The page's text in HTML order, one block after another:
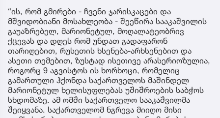
“ის, რომ გმირები - ჩვენი ჯარისკაცები და
მშვიდობიანი მოსახლეობა - შეეწირა სააკაშვილის
გაუაზრებელ, მარიონეტულ, მოღალატეობრივ
ქცევას და დღეს რომ უნდათ გადაფარონ
თარიღებით, რუსეთის ხსენება-არხსენებით და
ასეთი თემებით, ზუსტად ისეთივე არასერიოზულია,
როგორც 9 აგვისტოს ის ხორხოცი, რომელიც
გამართული ჰქონდა საქართველოს მაშინდელ
მარიონეტულ ხელისუფლებას უშიშროების საბჭოს
სხდომაზე. ამ ომში საქართველო სააკაშვილმა
შეიყვანა. საქართველომ ნგრევა მიიღო მისი